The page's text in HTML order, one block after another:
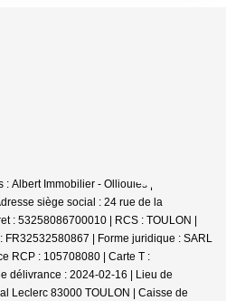
Albert Immobilier - Ollioules | Raison
siège social : 24 rue de la
: 53258086700010 | RCS : TOULON |
FR32532580867 | Forme juridique : SARL
RCP : 105708080 | Carte T :
délivrance : 2024-02-16 | Lieu de
Leclerc 83000 TOULON | Caisse de